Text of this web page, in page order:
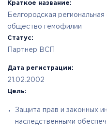
Краткое название:
Белгородская
общество гемофилии
Статус:
Партнер ВСП
Дата регистрации:
21.02.2002
Цель:
Защита прав и законных
наследственными